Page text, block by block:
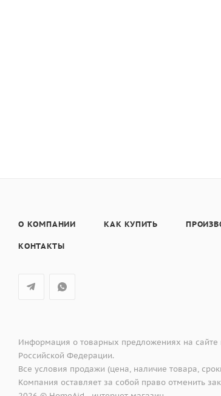
О КОМПАНИИ КАК КУПИТЬ
КОНТАКТЫ
Информация о товарных предложениях на сайте
Российской Федерации.
Все условия продажи (цена, наличие товара,
Компания оставляет за собой право отменить